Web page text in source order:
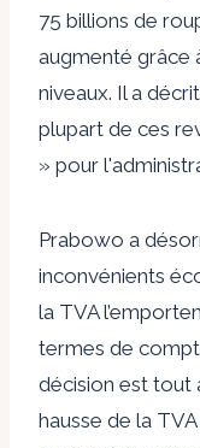
75 billions de
augmenté grâce
niveaux. Il a
plupart de ces
» pour
Prabowo a
inconvénients
la TVA
termes de
décision est tout
hausse de la